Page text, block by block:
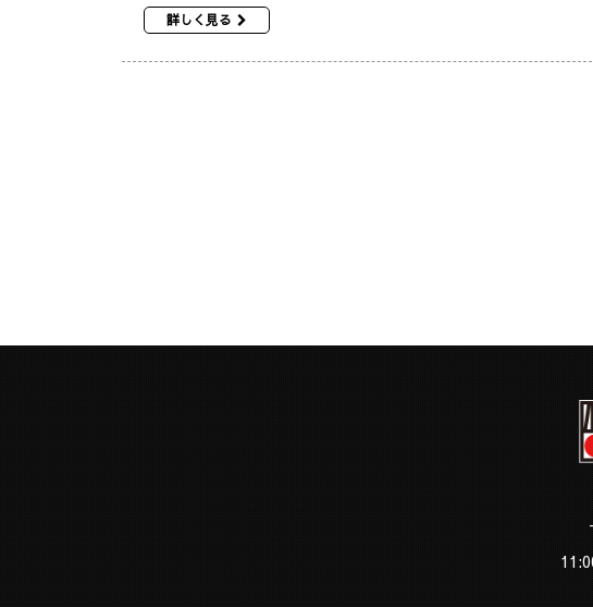
詳しく見る